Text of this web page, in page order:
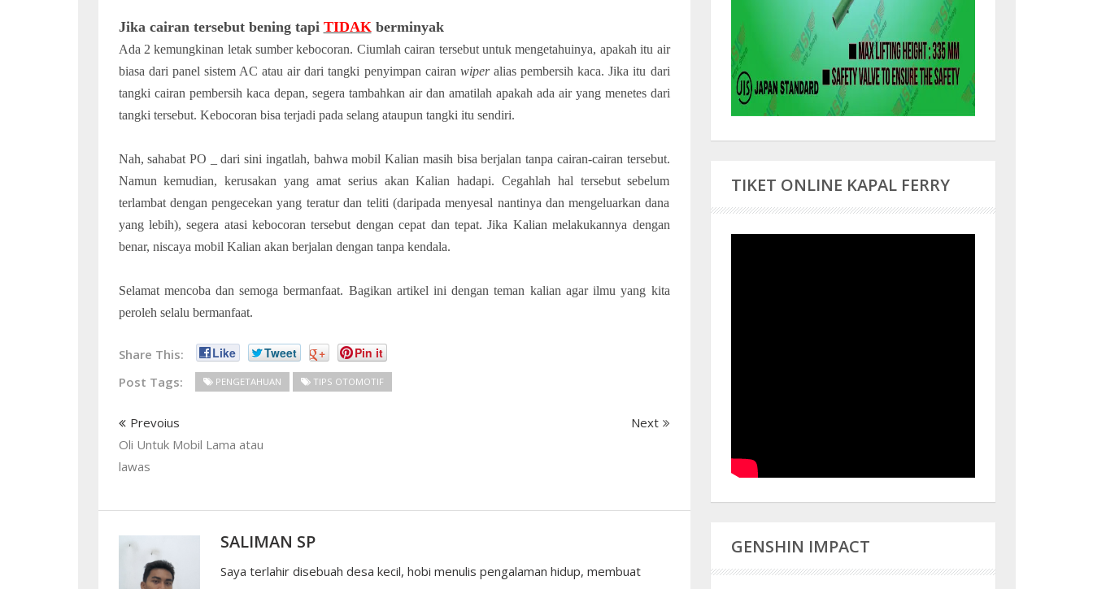
Jika cairan tersebut bening tapi TIDAK berminyak
Ada 2 kemungkinan letak sumber kebocoran. Ciumlah cairan tersebut untuk mengetahuinya, apakah itu air
biasa dari panel sistem AC atau air dari tangki penyimpan cairan wiperalias pembersih kaca. Jika itu dari
tangki cairan pembersih kaca depan, segera tambahkan air dan amatilah apakah ada air yang menetes dari
tangki tersebut. Kebocoran bisa terjadi pada selang ataupun tangki itu sendiri.
Nah, sahabat PO _ dari sini ingatlah, bahwa mobil Kalian masih bisa berjalan tanpa cairan-cairan tersebut.
Namun kemudian, kerusakan yang amat serius akan Kalian hadapi. Cegahlah hal tersebut sebelum
terlambat dengan pengecekan yang teratur dan teliti (daripada menyesal nantinya dan mengeluarkan dana
yang lebih), segera atasi kebocoran tersebut dengan cepat dan tepat. Jika Kalian melakukannya dengan
benar, niscaya mobil Kalian akan berjalan dengan tanpa kendala.
Selamat mencoba dan semoga bermanfaat. Bagikan artikel ini dengan teman kalian agar ilmu yang kita
peroleh selalu bermanfaat.
Share This: Like Tweet +
Pin it
Post Tags:
PENGETAHUAN TIPS OTOMOTIF
Prevoius
Oli Untuk Mobil Lama atau
lawas
Next
SALIMAN SP
Saya terlahir disebuah desa kecil, hobi menulis pengalaman hidup, membuat
TIKET ONLINE KAPAL FERRY
GENSHIN IMPACT